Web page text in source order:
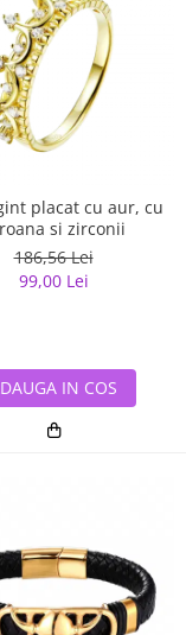
placat cu aur, cu
si zirconii
186,56 Lei
99,00 Lei
IN COS